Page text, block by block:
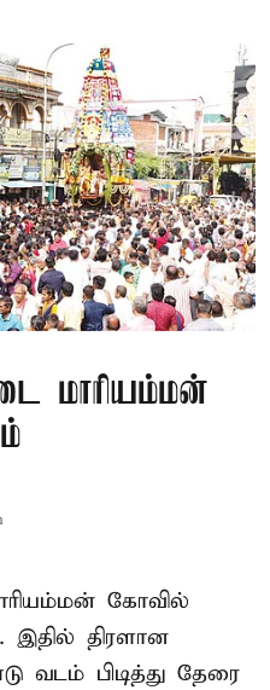
மாரியம்மன்
கோவில்
இதில் திரளான
வடம் பிடித்து தேரை